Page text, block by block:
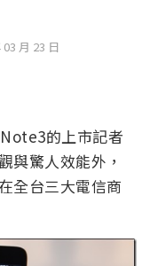
月 23 日
的上市記者
與驚人效能外，
全台三大電信商